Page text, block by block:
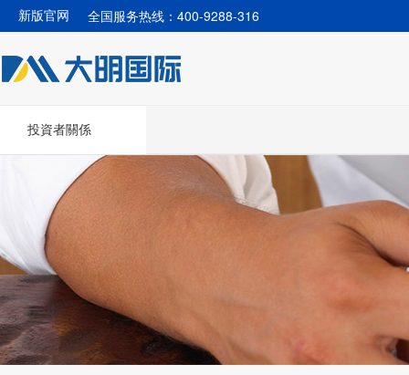
新版官网 全国服务热线：400-9288-316
投資者關係